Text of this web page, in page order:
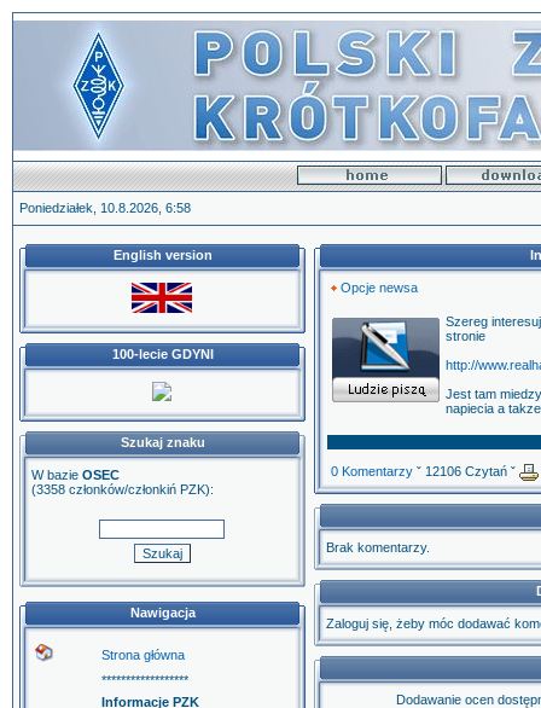
Poniedziałek, 10.8.2026, 6:58
English version
100-lecie GDYNI
Szukaj znaku
W bazie OSEC
(3358 członków/członkiń PZK):
Nawigacja
Strona główna
******************
Informacje PZK
Opcje newsa
Szereg
stronie
http://
Jest tam
napiecia a
0 Komentarzy ˇ 12106 Czytań ˇ
Brak komentarzy.
Zaloguj się, żeby móc dodawać
Dodawanie ocen